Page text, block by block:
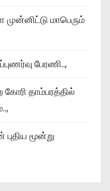
மாபெரும்
பேரணி..,
கோரி தாம்பரத்தில்
மூன்று